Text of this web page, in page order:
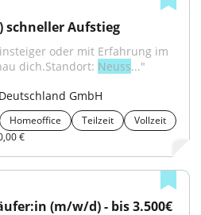
Aufstieg
oder mit Erfahrung im
dich.Standort: Neuss..."
GmbH
Homeoffice Teilzeit
Vollzeit
€
(m/w/d) - bis 3.500€